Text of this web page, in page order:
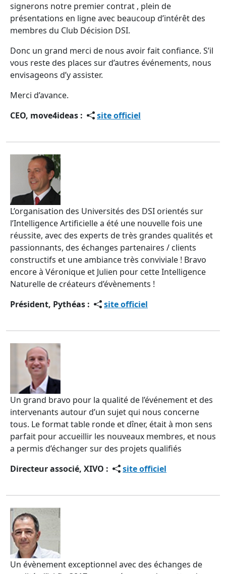
signerons notre premier contrat , plein de
présentations en ligne avec beaucoup d’intérêt des
membres du Club Décision DSI.
Donc un grand merci de nous avoir fait confiance. S’il
vous reste des places sur d’autres événements, nous
envisageons d’y assister.
Merci d’avance.
CEO, move4ideas :
site officiel
L’organisation des Universités des DSI orientés sur
l’Intelligence Artificielle a été une nouvelle fois une
réussite, avec des experts de très grandes qualités et
passionnants, des échanges partenaires / clients
constructifs et une ambiance très conviviale ! Bravo
encore à Véronique et Julien pour cette Intelligence
Naturelle de créateurs d’évènements !
Président, Pythéas :
site officiel
Un grand bravo pour la qualité de l’événement et des
intervenants autour d’un sujet qui nous concerne
tous. Le format table ronde et dîner, était à mon sens
parfait pour accueillir les nouveaux membres, et nous
a permis d’échanger sur des projets qualifiés
Directeur associé, XIVO :
site officiel
Un évènement exceptionnel avec des échanges de